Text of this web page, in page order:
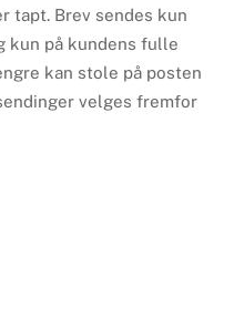
tapt. Brev sendes kun
kun på kundens fulle
kan stole på posten
velges fremfor